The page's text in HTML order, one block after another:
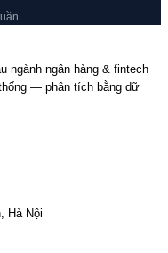
ngành ngân hàng & fintech
— phân tích bằng dữ
Hà Nội